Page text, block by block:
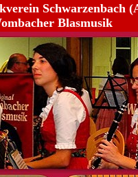
Schwarzenbach
Blasmusik